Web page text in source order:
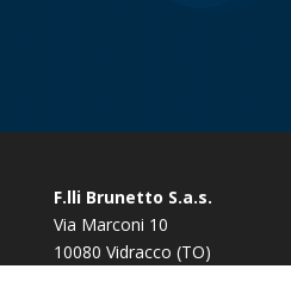
F.lli Brunetto S.a.s.
Via Marconi 10
10080 Vidracco (TO)